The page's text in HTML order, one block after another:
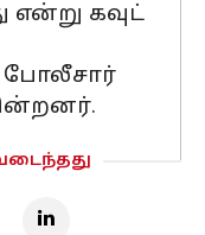
என்று கவுட்
போலீசார்